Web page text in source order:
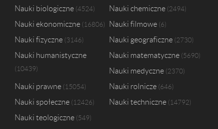
Nauki biologiczne 4524 Nauki chemiczne 2494
Nauki ekonomiczne 16806 Nauki filmowe 6
Nauki fizyczne 3146 Nauki geograficzne 2730
Nauki humanistyczne
10439
Nauki matematyczne 5690
Nauki medyczne 2370
Nauki prawne 15054 Nauki rolnicze 646
Nauki społeczne 12426 Nauki techniczne 14792
Nauki teologiczne 549